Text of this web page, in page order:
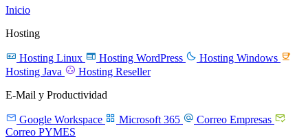
Inicio
Hosting
 Hosting Linux  Hosting WordPress  Hosting Windows 
Hosting Java  Hosting Reseller
E-Mail y Productividad
 Google Workspace  Microsoft 365  Correo Empresas 
Correo PYMES